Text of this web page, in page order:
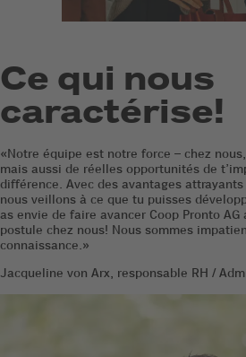
Ce qui nous
caractérise!
«Notre équipe est notre force – chez
mais aussi de réelles opportunités de
différence. Avec des avantages
nous veillons à ce que tu puisses
as envie de faire avancer Coop Pronto AG
postule chez nous! Nous sommes
connaissance.»
Jacqueline von Arx, responsable RH /